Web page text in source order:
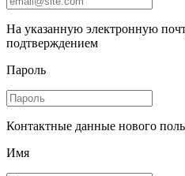
На указанную электронную
подтверждением
Пароль
Контактные данные нового
Имя